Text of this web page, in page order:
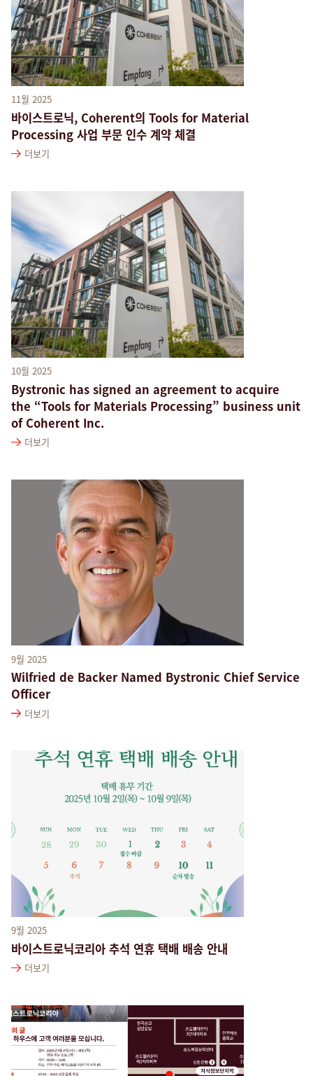
11월 2025
바이스트로닉, Coherent의 Tools for Material
Processing 사업 부문 인수 계약 체결
더보기
10월 2025
Bystronic has signed an agreement to acquire
the “Tools for Materials Processing” business unit
of Coherent Inc.
더보기
9월 2025
Wilfried de Backer Named Bystronic Chief Service
Officer
더보기
9월 2025
바이스트로닉코리아 추석 연휴 택배 배송 안내
더보기